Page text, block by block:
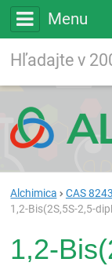
Menu
Alchimica
CAS
1,2-Bis(2S,5S-2,5-
1,2-